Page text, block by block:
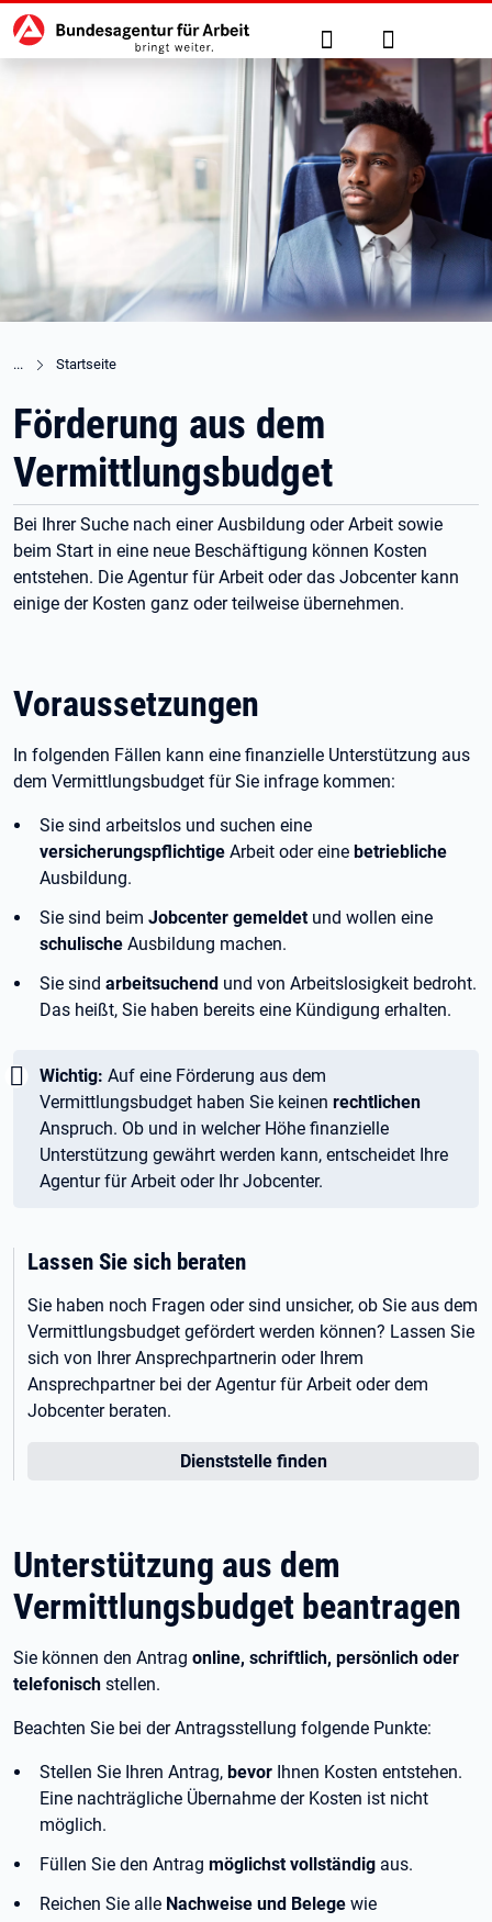
zu den Hauptinhalten springen
Hauptnavigation Suche Anmelden
Startseite
Förderung aus dem
Vermittlungsbudget
Bei Ihrer Suche nach einer Ausbildung oder Arbeit sowie
beim Start in eine neue Beschäftigung können Kosten
entstehen. Die Agentur für Arbeit oder das Jobcenter kann
einige der Kosten ganz oder teilweise übernehmen.
Voraussetzungen
In folgenden Fällen kann eine finanzielle Unterstützung aus
dem Vermittlungsbudget für Sie infrage kommen:
Sie sind arbeitslos und suchen eine
versicherungspflichtige Arbeit oder eine betriebliche
Ausbildung.
Sie sind beim Jobcenter gemeldet und wollen eine
schulische Ausbildung machen.
Sie sind arbeitsuchend und von Arbeitslosigkeit bedroht.
Das heißt, Sie haben bereits eine Kündigung erhalten.
Wichtig:
Wichtig: Auf eine Förderung aus dem
Vermittlungsbudget haben Sie keinen rechtlichen
Anspruch. Ob und in welcher Höhe finanzielle
Unterstützung gewährt werden kann, entscheidet Ihre
Agentur für Arbeit oder Ihr Jobcenter.
Lassen Sie sich beraten
Sie haben noch Fragen oder sind unsicher, ob Sie aus dem
Vermittlungsbudget gefördert werden können? Lassen Sie
sich von Ihrer Ansprechpartnerin oder Ihrem
Ansprechpartner bei der Agentur für Arbeit oder dem
Jobcenter beraten.
Dienststelle finden
Unterstützung aus dem
Vermittlungsbudget beantragen
Sie können den Antrag online, schriftlich, persönlich oder
telefonisch stellen.
Beachten Sie bei der Antragsstellung folgende Punkte:
Stellen Sie Ihren Antrag, bevor Ihnen Kosten entstehen.
Eine nachträgliche Übernahme der Kosten ist nicht
möglich.
Füllen Sie den Antrag möglichst vollständig aus.
Reichen Sie alle Nachweise und Belege wie